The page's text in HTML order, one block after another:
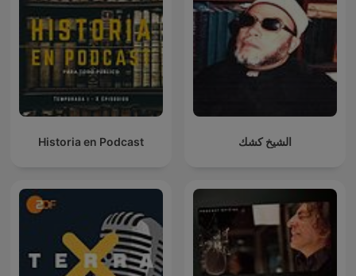
Historia en Podcast الشيخ كشك